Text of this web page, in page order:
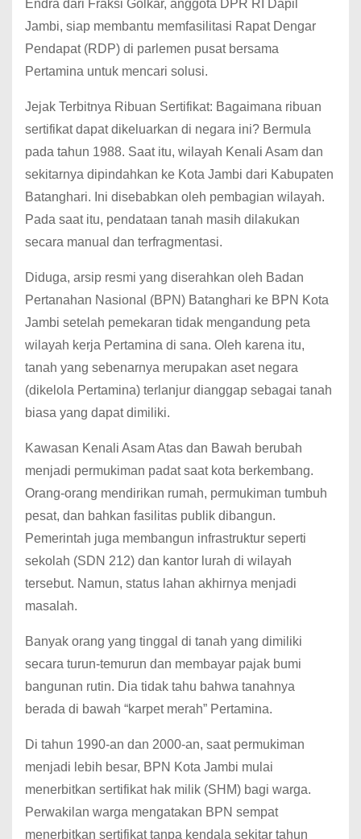
Endra dari Fraksi Golkar, anggota DPR RI Dapil
Jambi, siap membantu memfasilitasi Rapat Dengar
Pendapat (RDP) di parlemen pusat bersama
Pertamina untuk mencari solusi.
Jejak Terbitnya Ribuan Sertifikat: Bagaimana ribuan
sertifikat dapat dikeluarkan di negara ini? Bermula
pada tahun 1988. Saat itu, wilayah Kenali Asam dan
sekitarnya dipindahkan ke Kota Jambi dari Kabupaten
Batanghari. Ini disebabkan oleh pembagian wilayah.
Pada saat itu, pendataan tanah masih dilakukan
secara manual dan terfragmentasi.
Diduga, arsip resmi yang diserahkan oleh Badan
Pertanahan Nasional (BPN) Batanghari ke BPN Kota
Jambi setelah pemekaran tidak mengandung peta
wilayah kerja Pertamina di sana. Oleh karena itu,
tanah yang sebenarnya merupakan aset negara
(dikelola Pertamina) terlanjur dianggap sebagai tanah
biasa yang dapat dimiliki.
Kawasan Kenali Asam Atas dan Bawah berubah
menjadi permukiman padat saat kota berkembang.
Orang-orang mendirikan rumah, permukiman tumbuh
pesat, dan bahkan fasilitas publik dibangun.
Pemerintah juga membangun infrastruktur seperti
sekolah (SDN 212) dan kantor lurah di wilayah
tersebut. Namun, status lahan akhirnya menjadi
masalah.
Banyak orang yang tinggal di tanah yang dimiliki
secara turun-temurun dan membayar pajak bumi
bangunan rutin. Dia tidak tahu bahwa tanahnya
berada di bawah “karpet merah” Pertamina.
Di tahun 1990-an dan 2000-an, saat permukiman
menjadi lebih besar, BPN Kota Jambi mulai
menerbitkan sertifikat hak milik (SHM) bagi warga.
Perwakilan warga mengatakan BPN sempat
menerbitkan sertifikat tanpa kendala sekitar tahun